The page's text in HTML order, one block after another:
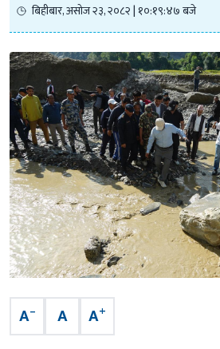
बिहीबार, असोज २३, २०८२ | १०:१९:४७ बजे
A– A A+